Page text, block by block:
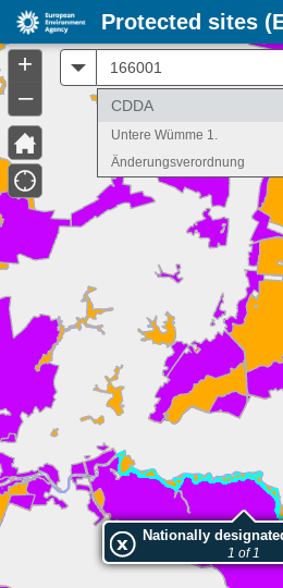
1 of 1
CDDA
Untere Wümme 1.
Änderungsverordnung
+
–
Protected sites